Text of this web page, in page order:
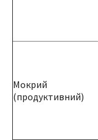
Мокрий
(продуктивний)